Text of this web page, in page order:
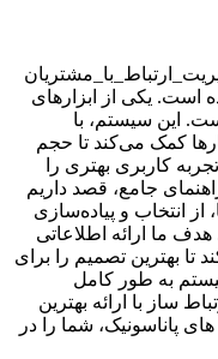
است. یکی از ابزارهای
این سیستم، با
کمک می‌کند تا حجم
کاربری بهتری را
جامع، قصد داریم
انتخاب و پیاده‌سازی
هدف ما ارائه اطلاعاتی
بهترین تصمیم را برای
به طور کامل
ساز با ارائه بهترین
پاناسونیک، شما را در